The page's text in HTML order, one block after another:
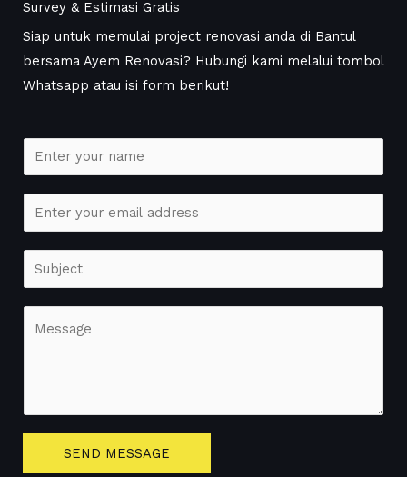
Survey & Estimasi Gratis
Siap untuk memulai project renovasi anda di Bantul
bersama Ayem Renovasi? Hubungi kami melalui tombol
Whatsapp atau isi form berikut!
a
m
*
m
a
l
i
n
i
e
SEND MESSAGE